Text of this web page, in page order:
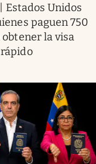
Estados Unidos
paguen 750
la visa